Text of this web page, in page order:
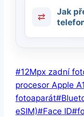
⇄
Jak
Štítky
příspěvků:
#12Mpx zadní
procesor Apple
fotoaparát#
eSIM)#Face ID#